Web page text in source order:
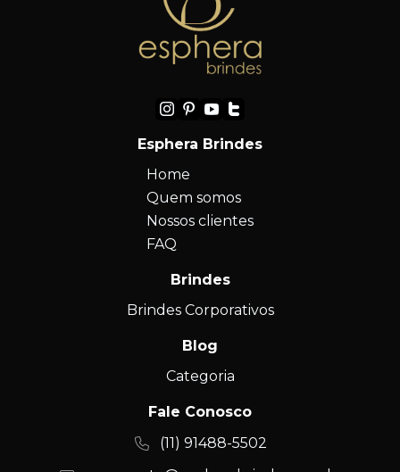
Esphera Brindes
Home
Quem somos
Nossos clientes
FAQ
Brindes
Brindes Corporativos
Blog
Categoria
Fale Conosco
(11) 91488-5502